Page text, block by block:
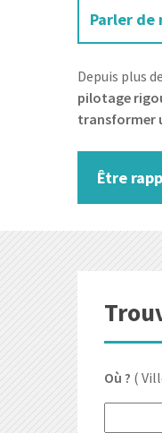
Parler de
Depuis plus
pilotage
transformer
Être
Où ? (